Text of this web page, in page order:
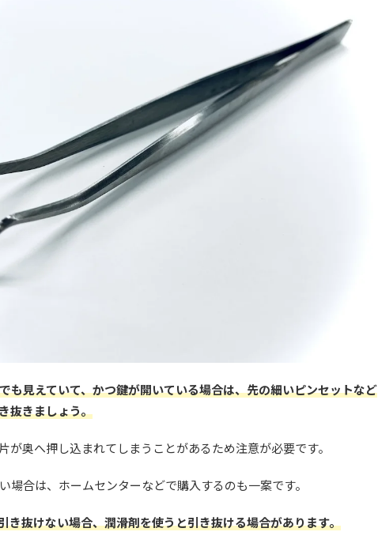
も見えていて、かつ鍵が開いている場合は、先の細いピンセットなど
抜きましょう。
が奥へ押し込まれてしまうことがあるため注意が必要です。
場合は、ホームセンターなどで購入するのも一案です。
き抜けない場合、潤滑剤を使うと引き抜ける場合があります。